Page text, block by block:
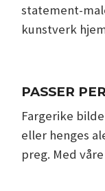
statement-
kunstverk
PASSER
Fargerike
eller henges
preg. Med